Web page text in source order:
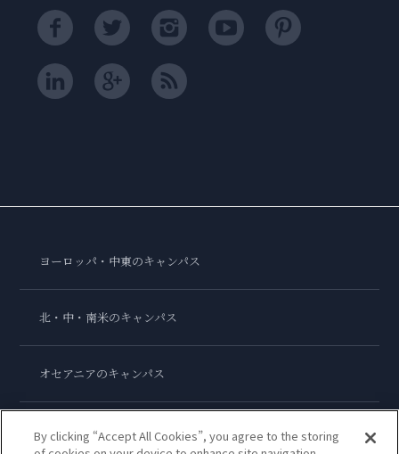
ヨーロッパ・中東のキャンパス
北・中・南米のキャンパス
オセアニアのキャンパス
アジアのキャンパス
By clicking “Accept All Cookies”, you agree to the storing